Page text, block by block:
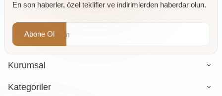
gr
En son haberler, özel teklifler ve indirimlerden haberdar olun.
Abone Ol
Kurumsal
Kategoriler